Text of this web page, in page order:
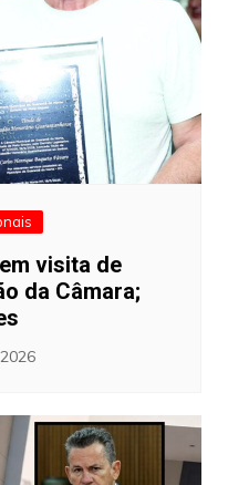
visita de
da Câmara;